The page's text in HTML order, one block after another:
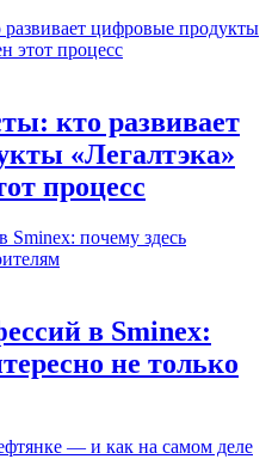
кто развивает
«Легалтэка»
процесс
в Sminex:
не только